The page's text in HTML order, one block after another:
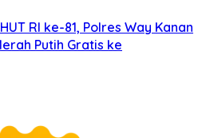
RI ke-81, Polres Way Kanan
Putih Gratis ke